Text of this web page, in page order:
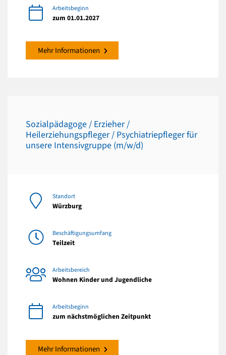
Arbeitsbeginn
zum 01.01.2027
Mehr Informationen
Sozialpädagoge / Erzieher /
Heilerziehungspfleger / Psychiatriepfleger für
unsere Intensivgruppe (m/w/d)
Standort
Würzburg
Beschäftigungsumfang
Teilzeit
Arbeitsbereich
Wohnen Kinder und Jugendliche
Arbeitsbeginn
zum nächstmöglichen Zeitpunkt
Mehr Informationen